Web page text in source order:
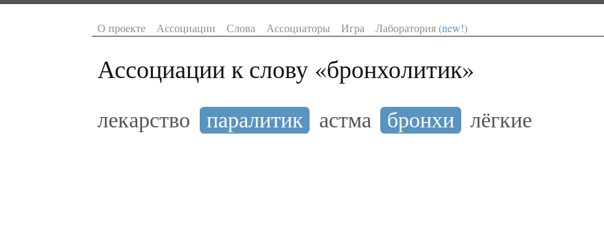
О проекте Ассоциации Слова Ассоциаторы Игра Лаборатория(new!)
Ассоциации к слову «бронхолитик»
лекарство паралитик астма бронхи лёгкие